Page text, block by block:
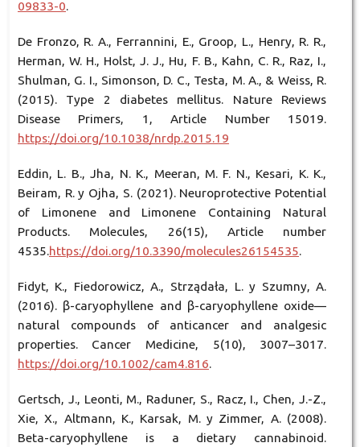
09833-0.
De Fronzo, R. A., Ferrannini, E., Groop, L., Henry, R. R.,
Herman, W. H., Holst, J. J., Hu, F. B., Kahn, C. R., Raz, I.,
Shulman, G. I., Simonson, D. C., Testa, M. A., & Weiss, R.
(2015). Type 2 diabetes mellitus. Nature Reviews
Disease Primers, 1, Article Number 15019.
https://doi.org/10.1038/nrdp.2015.19
Eddin, L. B., Jha, N. K., Meeran, M. F. N., Kesari, K. K.,
Beiram, R. y Ojha, S. (2021). Neuroprotective Potential
of Limonene and Limonene Containing Natural
Products. Molecules, 26(15), Article number
4535.https://doi.org/10.3390/molecules26154535.
Fidyt, K., Fiedorowicz, A., Strządała, L. y Szumny, A.
(2016). β-caryophyllene and β-caryophyllene oxide—
natural compounds of anticancer and analgesic
properties. Cancer Medicine, 5(10), 3007–3017.
https://doi.org/10.1002/cam4.816.
Gertsch, J., Leonti, M., Raduner, S., Racz, I., Chen, J.-Z.,
Xie, X., Altmann, K., Karsak, M. y Zimmer, A. (2008).
Beta-caryophyllene is a dietary cannabinoid.